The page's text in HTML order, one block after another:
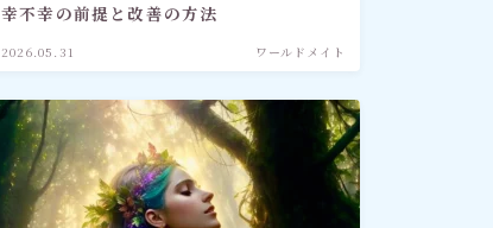
幸不幸の前提と改善の方法
2026.05.31 ワールドメイト